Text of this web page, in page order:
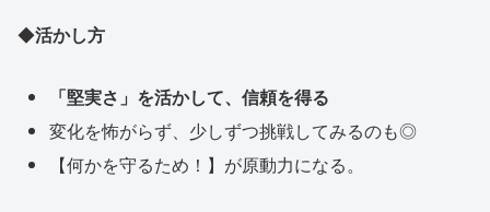
◆活かし方
「堅実さ」を活かして、信頼を得る
変化を怖がらず、少しずつ挑戦してみるのも◎
【何かを守るため！】が原動力になる。